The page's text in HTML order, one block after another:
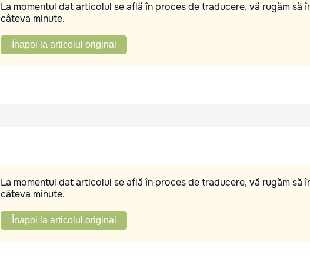
La momentul dat articolul se află în proces de traducere, vă rugăm să
câteva minute.
Înapoi la articolul original
La momentul dat articolul se află în proces de traducere, vă rugăm să
câteva minute.
Înapoi la articolul original